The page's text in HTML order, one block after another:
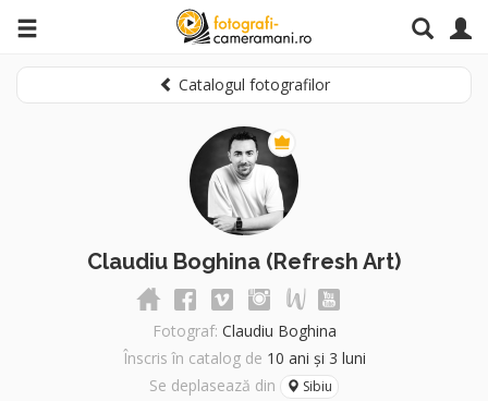
Catalogul fotografilor
Claudiu Boghina (Refresh Art)
Fotograf: Claudiu Boghina
Înscris în catalog de 10 ani și 3 luni
Se deplasează din
Sibiu